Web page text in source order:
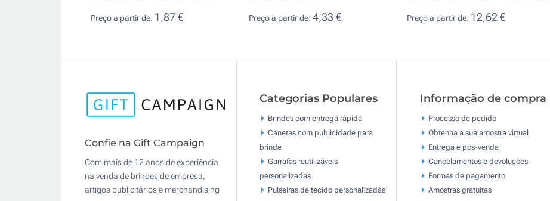
Preço a partir de: 1,87 € Preço a partir de: 4,33 € Preço a partir de: 12,62 €
Confie na Gift Campaign
Com mais de 12 anos de experiência
na venda de brindes de empresa,
artigos publicitários e merchandising
Categorias Populares
Brindes com entrega rápida
Canetas com publicidade para
brinde
Garrafas reutilizáveis
personalizadas
Pulseiras de tecido personalizadas
Informação de compra
Processo de pedido
Obtenha a sua amostra virtual
Entrega e pós-venda
Cancelamentos e devoluções
Formas de pagamento
Amostras gratuitas